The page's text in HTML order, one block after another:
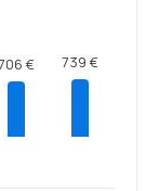
€ 739 €